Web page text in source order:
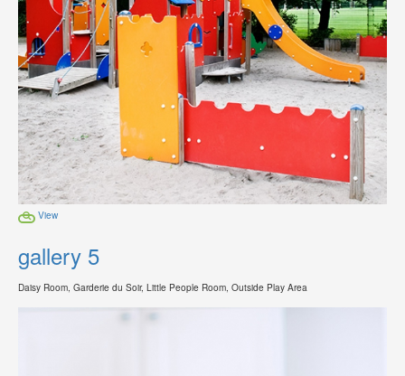
View
gallery 5
Daisy Room, Garderie du Soir, Little People Room, Outside Play Area